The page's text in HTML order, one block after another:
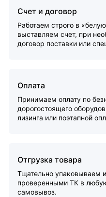
Счет и договор
Работаем строго в
выставляем счет, при
договор поставки или
Оплата
Принимаем оплату по
дорогостоящего
лизинга или поэтапной
Отгрузка товара
Тщательно упаковываем
проверенными ТК в
самовывоз.